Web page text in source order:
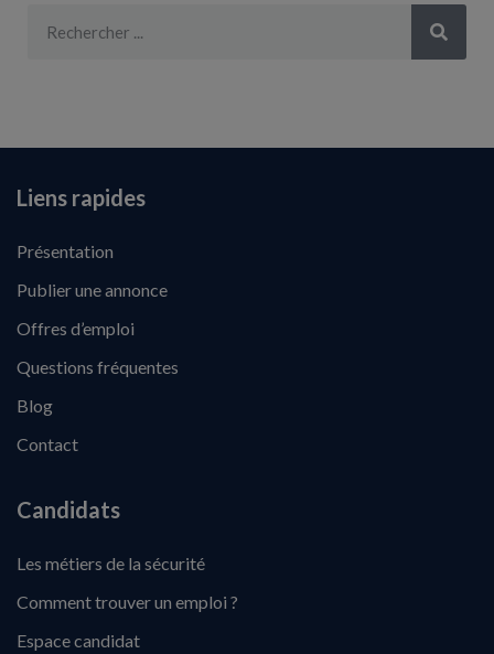
Liens rapides
Présentation
Publier une annonce
Offres d’emploi
Questions fréquentes
Blog
Contact
Candidats
Les métiers de la sécurité
Comment trouver un emploi ?
Espace candidat